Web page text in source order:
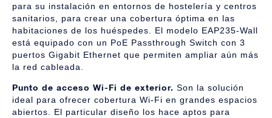
para su instalación en entornos de hostelería y centros
sanitarios, para crear una cobertura óptima en las
habitaciones de los huéspedes. El modelo EAP235-Wall
está equipado con un PoE Passthrough Switch con 3
puertos Gigabit Ethernet que permiten ampliar aún más
la red cableada.
Punto de acceso Wi-Fi de exterior. Son la solución
ideal para ofrecer cobertura Wi-Fi en grandes espacios
abiertos. El particular diseño los hace aptos para